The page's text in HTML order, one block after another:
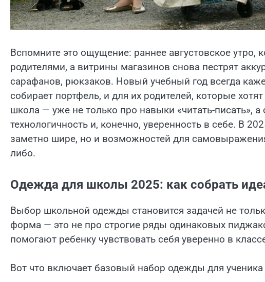
Вспомните это ощущение: раннее августовское утро,
родителями, а витрины магазинов снова пестрят
сарафанов, рюкзаков. Новый учебный год всегда
собирает портфель, и для их родителей, которые
школа — уже не только про навыки «читать-писать», а
технологичность и, конечно, уверенность в себе. В
заметно шире, но и возможностей для
либо.
Одежда для школы 2025: как собрать
Выбор школьной одежды становится задачей не
форма — это не про строгие ряды одинаковых
помогают ребенку чувствовать себя уверенно в
Вот что включает базовый набор одежды для ученика